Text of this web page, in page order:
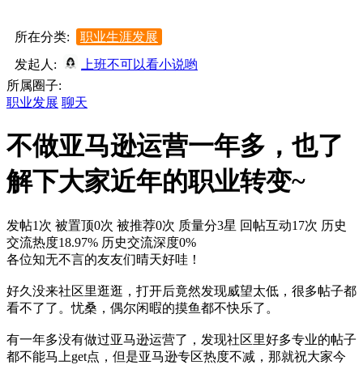
所在分类:
职业生涯发展
发起人:
上班不可以看小说哟
所属圈子:
职业发展 聊天
不做亚马逊运营一年多，也了
解下大家近年的职业转变~
发帖1次 被置顶0次 被推荐0次 质量分3星 回帖互动17次 历史
交流热度18.97% 历史交流深度0%
各位知无不言的友友们晴天好哇！
好久没来社区里逛逛，打开后竟然发现威望太低，很多帖子都
看不了了。忧桑，偶尔闲暇的摸鱼都不快乐了。
有一年多没有做过亚马逊运营了，发现社区里好多专业的帖子
都不能马上get点，但是亚马逊专区热度不减，那就祝大家今